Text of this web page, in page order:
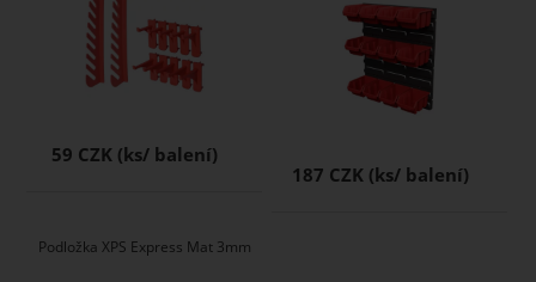
59 CZK
187 CZK
Podložka XPS Express Mat 3mm